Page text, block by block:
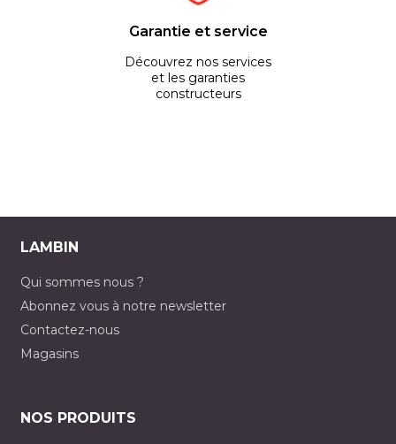
Garantie et service
Découvrez nos services
et les garanties
constructeurs
LAMBIN
Qui sommes nous ?
Abonnez vous à notre newsletter
Contactez-nous
Magasins
NOS PRODUITS